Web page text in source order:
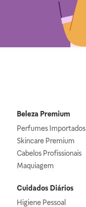
Beleza Premium
Perfumes Importados
Skincare Premium
Cabelos Profissionais
Maquiagem
Cuidados Diários
Higiene Pessoal